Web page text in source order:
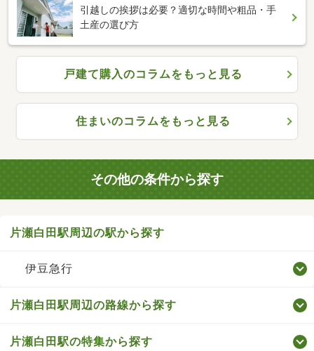
引越しの挨拶は必要？適切な時間や粗品・手
土産の選び方
戸建て購入のコラムをもっと見る
住まいのコラムをもっと見る
その他の条件から探す
片瀬白田駅周辺の駅から探す
伊豆急行
片瀬白田駅周辺の路線から探す
片瀬白田駅の特集から探す